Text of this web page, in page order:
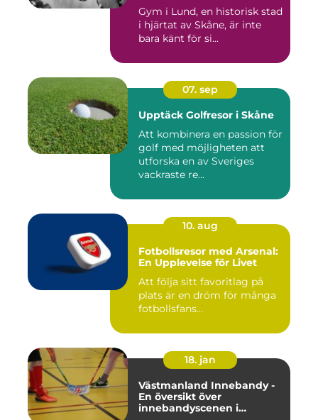
Gym i Lund, en historisk stad
i hjärtat av Skåne, är inte
bara känt för si...
07. sep
Upptäck Golfresor i Skåne
Att kombinera en passion för
golf med möjligheten att
utforska en av Sveriges
vackraste re...
10. aug
Fotbollsresor med Arsenal:
En Upplevelse för Livet
Att följa sitt favoritlag på
plats är en dröm för många
fotbollsfans...
18. jan
Västmanland Innebandy -
En översikt över
innebandyscenen i